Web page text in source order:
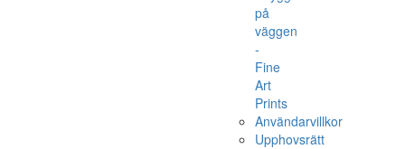
på
väggen
-
Fine
Art
Prints
Användarvillkor
Upphovsrätt